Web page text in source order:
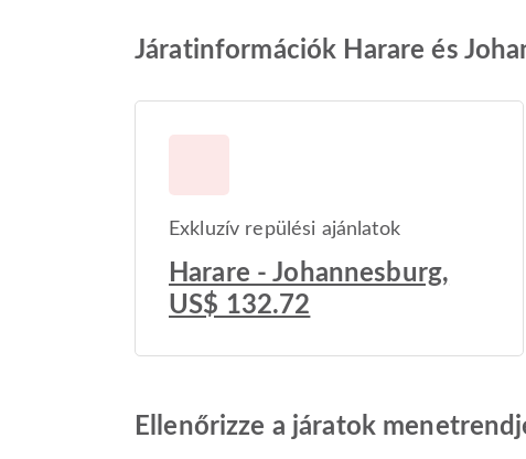
Járatinformációk Harare és
Exkluzív repülési ajánlatok
Harare - Johannesburg,
US$ 132.72
Ellenőrizze a járatok